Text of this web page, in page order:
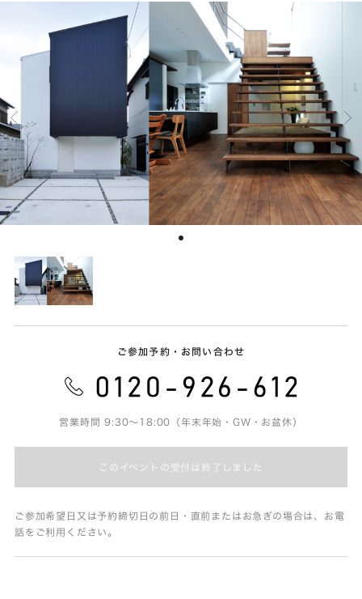
ご参加予約・お問い合わせ
営業時間 9:30～18:00（年末年始・GW・お盆休）
このイベントの受付は終了しました
ご参加希望日又は予約締切日の前日・直前またはお急ぎの場合は、お電
話をご利用ください。